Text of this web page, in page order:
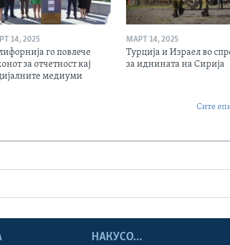
14, 2025
го повлече
за отчетност кај
медиуми
МАРТ 14, 2025
Турција и Израел во
за иднината на Сирија
Сите
НАКУСО...